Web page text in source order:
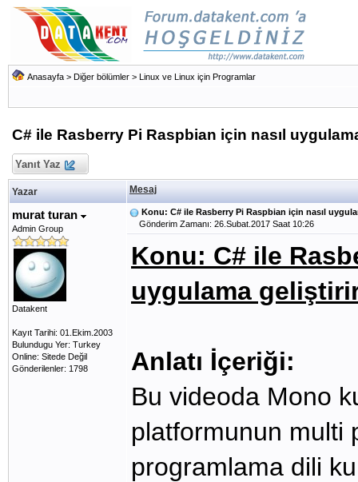
Anasayfa > Diğer bölümler > Linux ve Linux için Programlar
C# ile Rasberry Pi Raspbian için nasıl
Yanıt Yaz
Yazar Mesaj
murat turan
Admin Group
Datakent
Kayıt Tarihi: 01.Ekim.2003
Bulundugu Yer: Turkey
Online: Sitede Değil
Gönderilenler: 1798
Konu: C# ile Rasberry Pi Raspbian için nasıl
Gönderim Zamanı: 26.Subat.2017 Saat 10:26
Konu: C# ile
uygulama
Anlatı İçeriği:
Bu videoda Mono
platformunun multi
programlama dili